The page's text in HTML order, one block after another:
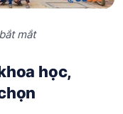
mắt
học,